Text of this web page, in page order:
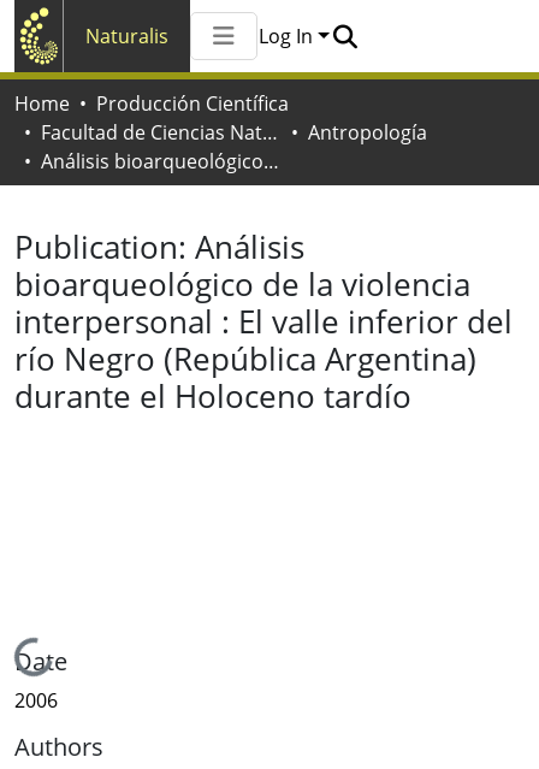
Naturalis
All of Naturalis
Log In
Home
Producción Científica
Facultad de Ciencias Naturales y Museo
Antropología
Análisis bioarqueológico de la violencia interpersonal : El valle inferior del río Negro (República Argentina) durante el Holoceno tardío
Publication: Análisis
bioarqueológico de la violencia
interpersonal : El valle inferior del
río Negro (República Argentina)
durante el Holoceno tardío
Loading...
Date
2006
Authors